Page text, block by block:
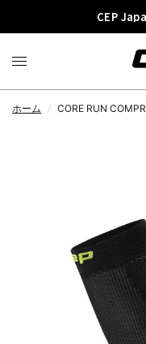
CEP
ホーム / CORE RUN